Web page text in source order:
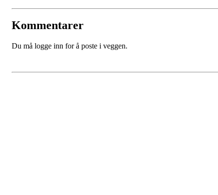
Kommentarer
Du må logge inn for å poste i veggen.